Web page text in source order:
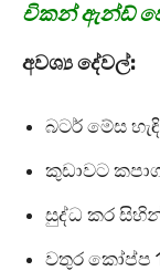
චිකන් ඇන්ඩ්
අවශ්‍ය දේවල්:
බටර් මේස
කුඩාවට
සුද්ධ කර
වතුර කෝප්ප